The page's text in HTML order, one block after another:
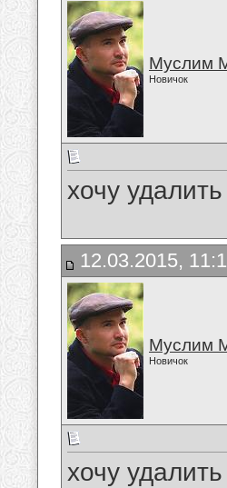
Муслим
Новичок
хочу
12.03.2015,
Муслим
Новичок
хочу